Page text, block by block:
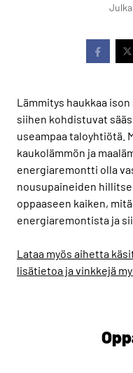
Lämmitys haukkaa
siihen kohdistuvat
useampaa taloyhtiötä.
kaukolämmön ja
energiaremontti olla
nousupaineiden
oppaaseen kaiken,
energiaremontista ja
Lataa myös aihetta
lisätietoa ja vinkkejä